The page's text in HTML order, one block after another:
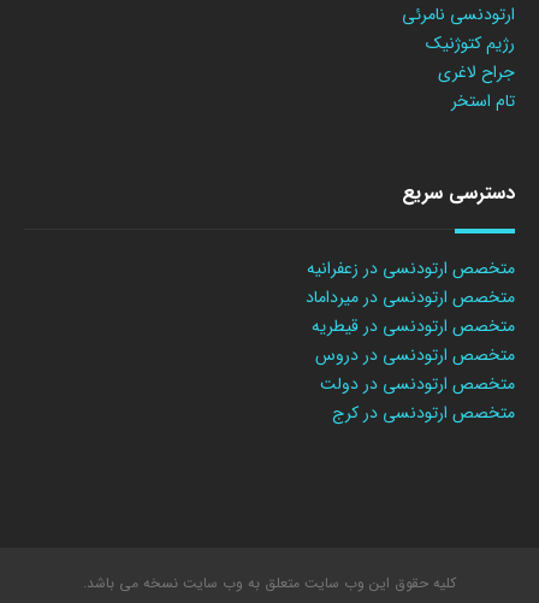
ارتودنسی نامرئی
رژیم کتوژنیک
جراح لاغری
تام استخر
دسترسی سریع
متخصص ارتودنسی در زعفرانیه
متخصص ارتودنسی در میرداماد
متخصص ارتودنسی در قیطریه
متخصص ارتودنسی در دروس
متخصص ارتودنسی در دولت
متخصص ارتودنسی در کرج
کلیه حقوق این وب سایت متعلق به وب سایت نسخه می باشد.